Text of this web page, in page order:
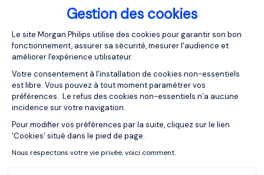
Gestion des cookies
Plateforme de Gestion du
Le site Morgan Philips utilise des cookies pour garantir son bon
fonctionnement, assurer sa sécurité, mesurer l'audience et
améliorer l'expérience utilisateur.
Votre consentement à l'installation de cookies non-essentiels
est libre. Vous pouvez à tout moment paramétrer vos
préférences. Le refus des cookies non-essentiels n’a aucune
incidence sur votre navigation.
Pour modifier vos préférences par la suite, cliquez sur le lien
'Cookies' situé dans le pied de page.
Nous respectons votre vie privée, voici comment.
Axeptio consent
et/ou services, en veillant à ce qu’ils soient
innovants, pourmaximiser les ventesetaméliorer la
visibilité de l'entreprise . Ilanalyse les tendanceset
effectue régulièrement uneveille marketingpour
trouver des idées originales et créatives.
Tout au long du développement du produit, il
s’évertue, avec l’appui des équipes techniques, à
contraintes budgétaires ou liées à la qualité et
Marketing est sans cesse en